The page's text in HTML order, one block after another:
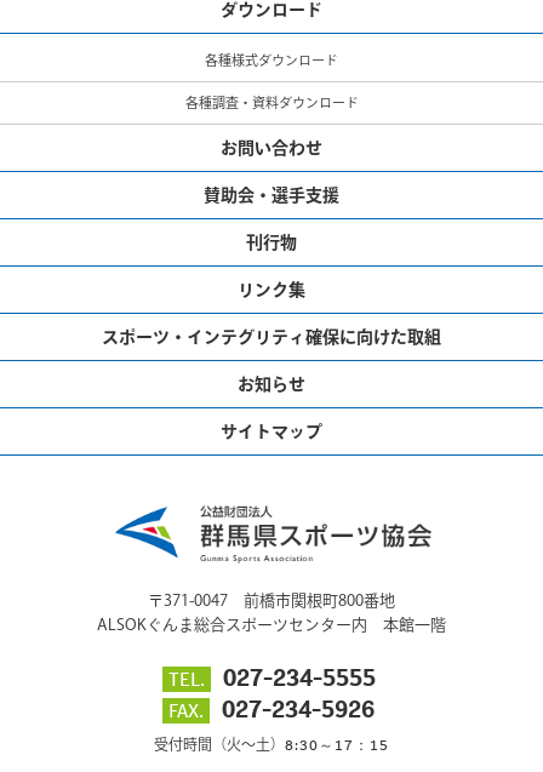
ダウンロード
各種様式ダウンロード
各種調査・資料ダウンロード
お問い合わせ
賛助会・選手支援
刊行物
リンク集
スポーツ・インテグリティ確保に向けた取組
お知らせ
サイトマップ
〒371-0047 前橋市関根町800番地
ALSOKぐんま総合スポーツセンター内 本館一階
TEL. 027-234-5555
FAX. 027-234-5926
受付時間（火～土） 8:30～17：15